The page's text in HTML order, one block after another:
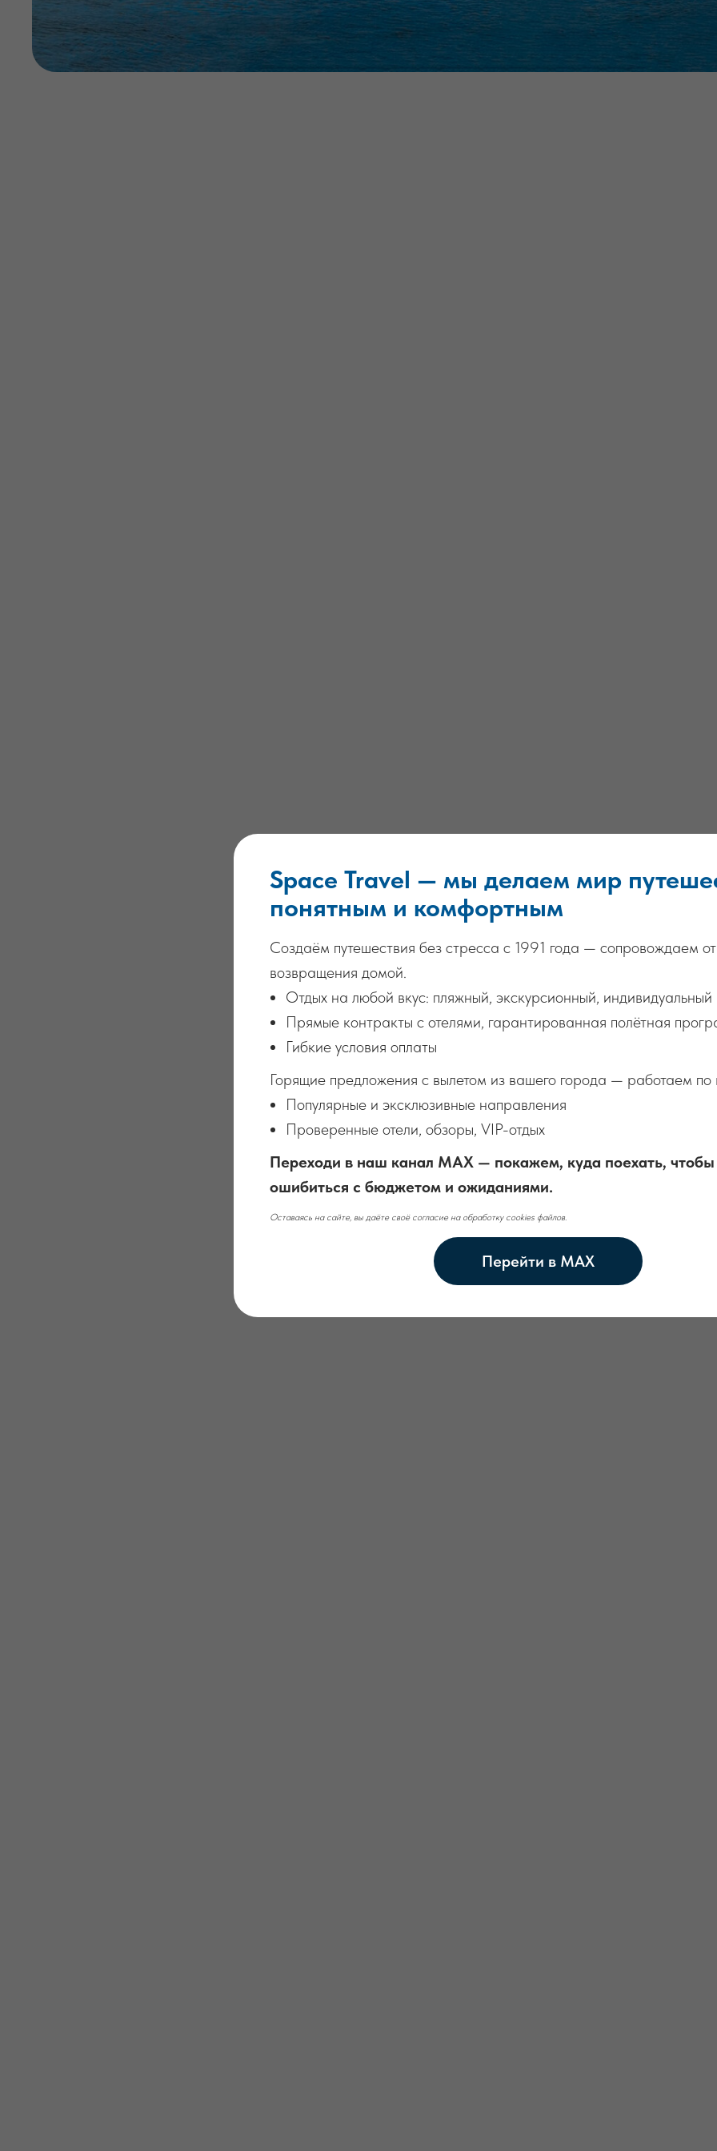
Space Travel — мы делаем мир
понятным и комфортным
Создаём путешествия без стресса с 1991 года — сопровождаем
возвращения домой.
Отдых на любой вкус: пляжный, экскурсионный, индивидуальный
Прямые контракты с отелями, гарантированная полётная
Гибкие условия оплаты
Горящие предложения с вылетом из вашего города — работаем
Популярные и эксклюзивные направления
Проверенные отели, обзоры, VIP-отдых
Переходи в наш канал MAX — покажем, куда поехать,
ошибиться с бюджетом и ожиданиями.
Оставаясь на сайте, вы даёте своё согласие на обработку cookies файлов.
Перейти в MAX